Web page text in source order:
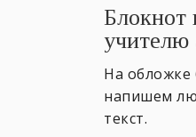
Блокнот
учителю
#4
На обложке
напишем
текст.